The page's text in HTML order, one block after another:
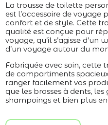
La trousse de toilette
est l’accessoire de
confort et de style. Cette
qualité est conçue pour
voyage, qu’il s’agisse
d’un voyage autour du
Fabriquée avec soin, cette
de compartiments
ranger facilement vos
que les brosses à dents, les
shampoings et bien plus